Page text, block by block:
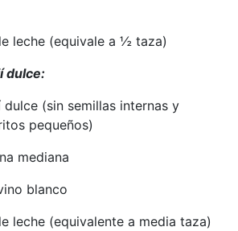
leche (equivale a ½ taza)
dulce:
(sin semillas internas y
pequeños)
mediana
blanco
leche (equivalente a media taza)